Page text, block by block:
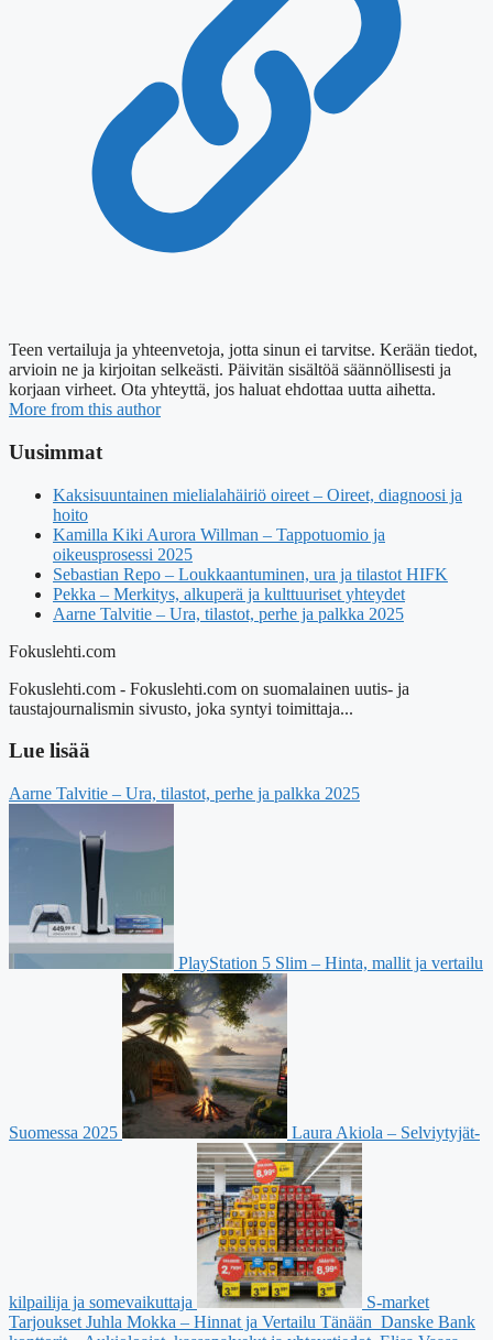
Teen vertailuja ja yhteenvetoja, jotta sinun ei tarvitse. Kerään tiedot,
arvioin ne ja kirjoitan selkeästi. Päivitän sisältöä säännöllisesti ja
korjaan virheet. Ota yhteyttä, jos haluat ehdottaa uutta aihetta.
More from this author
Uusimmat
Kaksisuuntainen mielialahäiriö oireet – Oireet, diagnoosi ja
hoito
Kamilla Kiki Aurora Willman – Tappotuomio ja
oikeusprosessi 2025
Sebastian Repo – Loukkaantuminen, ura ja tilastot HIFK
Pekka – Merkitys, alkuperä ja kulttuuriset yhteydet
Aarne Talvitie – Ura, tilastot, perhe ja palkka 2025
Fokuslehti.com
Fokuslehti.com - Fokuslehti.com on suomalainen uutis- ja
taustajournalismin sivusto, joka syntyi toimittaja...
Lue lisää
Aarne Talvitie – Ura, tilastot, perhe ja palkka 2025
PlayStation 5 Slim – Hinta, mallit ja vertailu
Suomessa 2025 Laura Akiola – Selviytyjät-
kilpailija ja somevaikuttaja
S-market
Tarjoukset Juhla Mokka – Hinnat ja Vertailu Tänään Danske Bank